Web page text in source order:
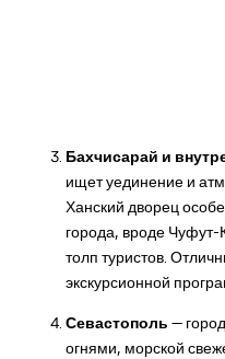
Бахчисарай и
ищет уединение и
Ханский дворец
города, вроде
толп туристов.
экскурсионной
Севастополь —
огнями, морской